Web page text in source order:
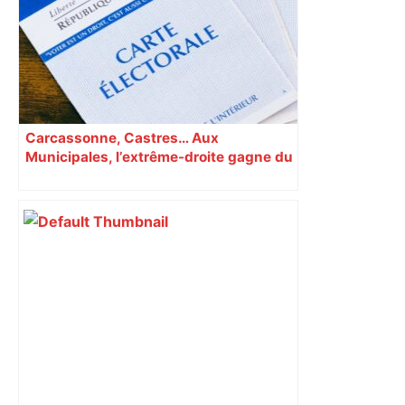
Carcassonne, Castres… Aux
Municipales, l’extrême-droite gagne du